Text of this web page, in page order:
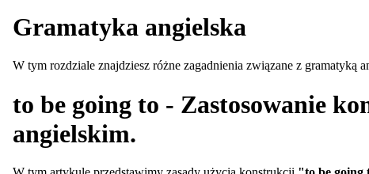
Gramatyka angielska
W tym rozdziale znajdziesz różne zagadnienia związane z
to be going to - Zastosowanie
angielskim.